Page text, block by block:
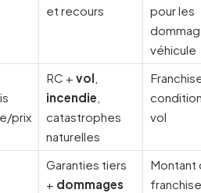
et recours
pour les
véhicule
prix
RC + vol
incendie
catastrophes
naturelles
vol
Garanties tiers
+ dommages
Montant
franchise